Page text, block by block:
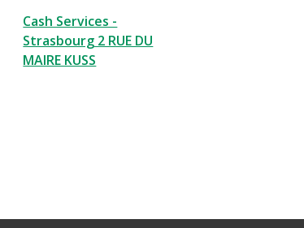
Cash Services -
Strasbourg 2 RUE DU
MAIRE KUSS